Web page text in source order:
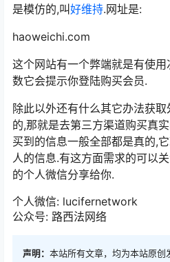
是模仿的,叫好维持.网址是:
haoweichi.com
这个网站有一个弊端就是有使
数它会提示你登陆购买会员.
除此以外还有什么其它办法获
的,那就是去第三方渠道购买真
买到的信息一般全部都是真的,
人的信息.有这方面需求的可以
的个人微信分享给你.
个人微信: lucifernetwork
公众号: 路西法网络
声明： 本站所有文章，均为本站原